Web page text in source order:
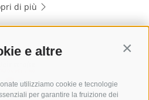
e altre
utilizziamo cookie e tecnologie
per garantire la fruizione dei
di più